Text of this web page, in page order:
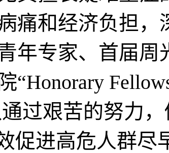
痛和经济负担，
专家、首届周
过艰苦的努力
促进高危人群尽